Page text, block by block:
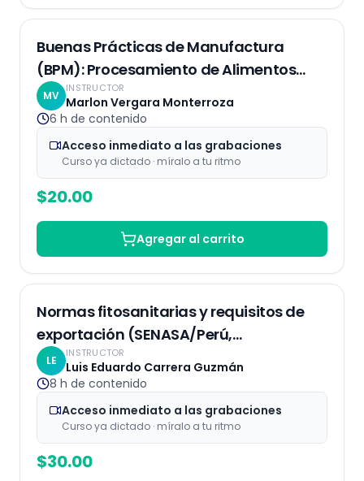
Buenas Prácticas de Manufactura
(BPM): Procesamiento de Alimentos
Seguro y de Calidad
MV
INSTRUCTOR
Marlon Vergara Monterroza
6 h de contenido
Acceso inmediato a las grabaciones
Curso ya dictado · míralo a tu ritmo
$20.00
Agregar al carrito
Grabaciones
Normas fitosanitarias y requisitos de
exportación (SENASA/Perú,
EE.UU/Estados Unidos, UE/Unión
Europea)
LE
INSTRUCTOR
Luis Eduardo Carrera Guzmán
8 h de contenido
Acceso inmediato a las grabaciones
Curso ya dictado · míralo a tu ritmo
$30.00